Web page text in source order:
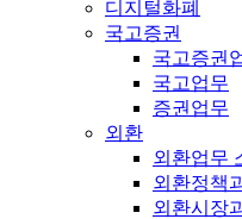
디지털화폐
국고증권
국고증권
국고업무
증권업무
외환
외환업무
외환정책
외환시장